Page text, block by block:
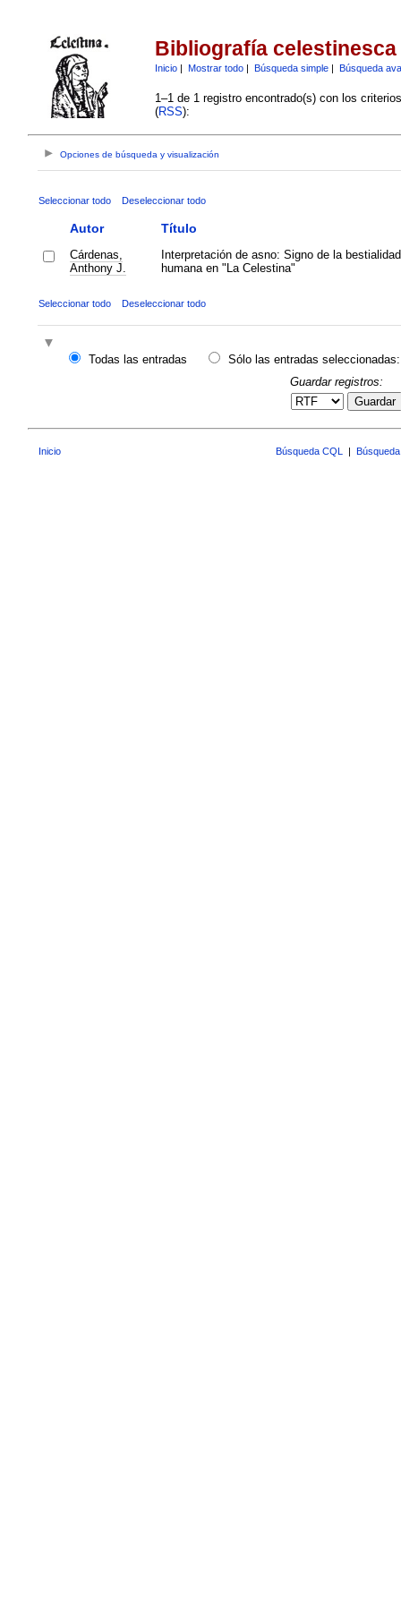
Bibliografía celestinesca
Inicio| Mostrar todo| Búsqueda simple| Búsqueda
1–1 de 1 registro encontrado(s) con los
(RSS):
Opciones de búsqueda y visualización
Seleccionar todo Deseleccionar todo
Autor Título
Cárdenas,
Anthony J.
Interpretación de asno: Signo de la bestialidad
humana en "La Celestina"
Seleccionar todo Deseleccionar todo
Todas las entradas
Sólo las entradas seleccionadas:
Guardar registros:
Guardar
Inicio Búsqueda CQL